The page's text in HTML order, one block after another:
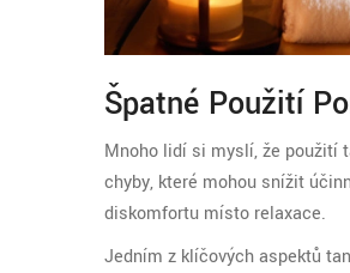
Špatné Použití
Mnoho lidí si myslí, že použití
chyby, které mohou snížit
diskomfortu místo relaxace.
Jedním z klíčových aspektů